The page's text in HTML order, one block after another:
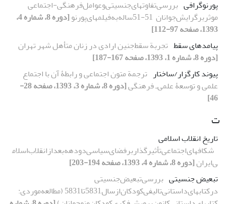
پورنوگرافی بررسی‌تفاوتهای‌جنسیتی‌و‌عوامل‌فرهنگی-اجتماعی‌
موثر‌بر‌گرایش‌جوانان‌ ‌ ‌51-51ساله‌به‌فیلمهای‌پورنو
[دوره 8، شماره 4،
1393، صفحه 97-112]
پیامدهای سقط تجربة سقط‌جنین‌ ارادی در زنان متأهل شهر تهران
[دوره 8، شماره 1، 1393، صفحه 167-187]
پیوند کارگزار/ساختار ترجمة متون اجتماعی و رابطۀ آن با اجتماع
علمی و توسعۀ علمی‌ـ فرهنگی
[دوره 8، شماره 3، 1393، صفحه 28-
46]
ت
تاریخ انقلاب اسلامی
شکافهای‌اجتماعی‌تأثیر‌گذار‌بر‌فضای‌سیاسی‌دو‌دهه‌بعد‌از‌انقلاب‌اسلام
ی‌ایران[دوره 8، شماره 4، 1393، صفحه 194-203]
تبعیض جنسیتی بررسی‌تبعیض‌جنسیتی‌ ‌
در‌کتابهای‌داستانی‌تالیفی‌کودکان‌از‌سال‌‌5831تا‌‌5831 (مطالعه‌موردی‌: ‌